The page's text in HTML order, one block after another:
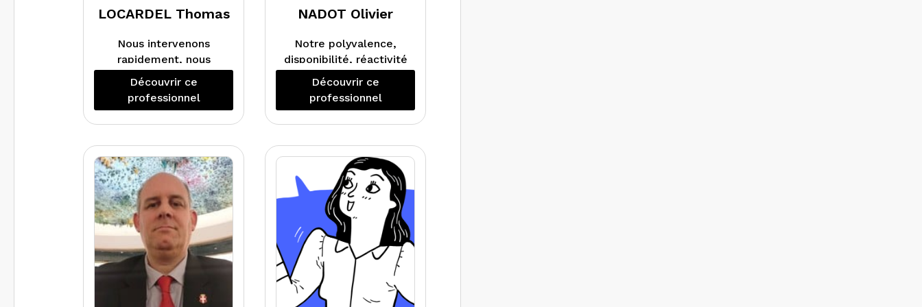
LOCARDEL Thomas
Nous intervenons
rapidement, nous
sommes rigoureux, et
à l’écoute de nos
Découvrir ce
professionnel
NADOT Olivier
Notre polyvalence,
disponibilité, réactivité
et nos conseils vous
permettront de
réaliser simplement et
rapidement, les
diagnostics
immobiliers : Loi
Carrez, Loi Boutin,
Plomb, Amiante,
Electrique, Gaz, ERP,
Diagnostic de
performance
énergétique et Audit
Energétique.
Découvrir ce
professionnel